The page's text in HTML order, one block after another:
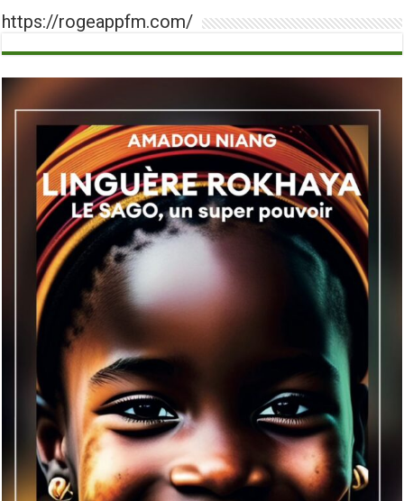
https://rogeappfm.com/